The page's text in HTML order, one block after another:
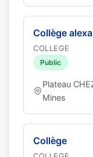
Collège
COLLEGE
Public
Plateau
Mines
Collège